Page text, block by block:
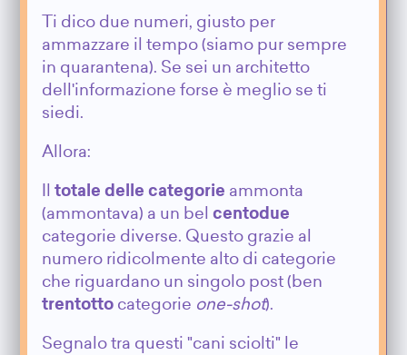
Ti dico due numeri, giusto per
ammazzare il tempo (siamo pur sempre
in quarantena). Se sei un architetto
dell'informazione forse è meglio se ti
siedi.
Allora:
Iltotale delle categorie ammonta
(ammontava) a un belcentodue
categorie diverse. Questo grazie al
numero ridicolmente alto di categorie
che riguardano un singolo post (ben
trentotto categorie one-shot).
Segnalo tra questi "cani sciolti" le